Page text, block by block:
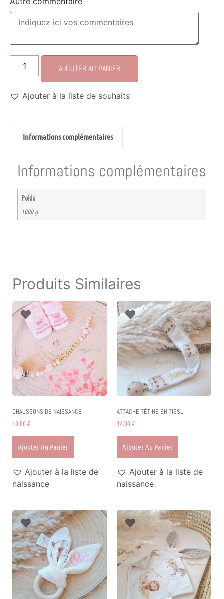
AJOUTER AU PANIER
Ajouter à la liste de souhaits
Informations complémentaires
Informations complémentaires
Poids
1000 g
Produits Similaires
CHAUSSONS DE NAISSANCE
10.00€
Ajouter Au Panier
Ajouter à la liste de
naissance
ATTACHE TÉTINE EN TISSU
14.00€
Ajouter Au Panier
Ajouter à la liste de
naissance